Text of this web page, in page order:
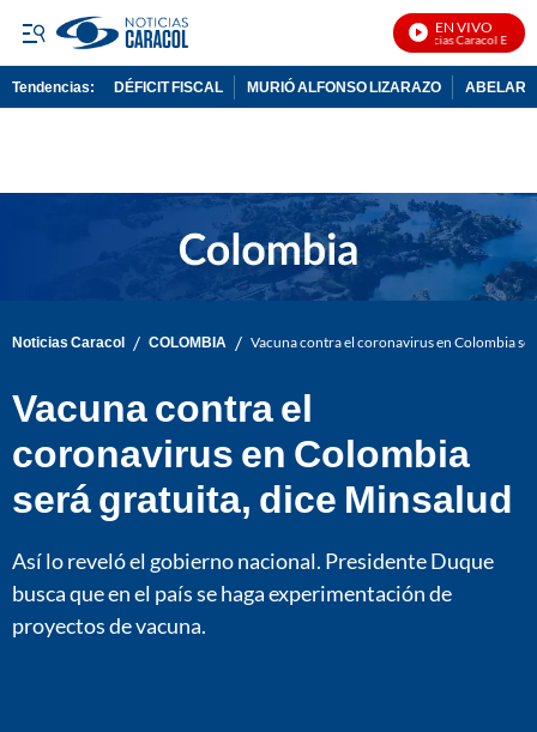
EN VIVO
Noticias Caracol En Vivo
Tendencias: DÉFICIT FISCAL MURIÓ ALFONSO LIZARAZO
Noticias Caracol / COLOMBIA / Vacuna contra el coronavirus en Colombia
Vacuna contra el
coronavirus en Colombia
será gratuita, dice Minsalud
Así lo reveló el gobierno nacional. Presidente Duque
busca que en el país se haga experimentación de
proyectos de vacuna.